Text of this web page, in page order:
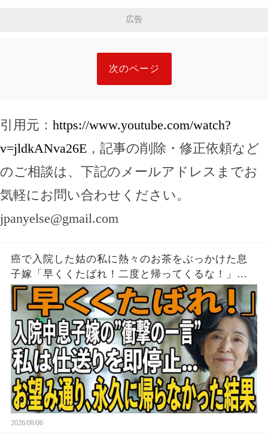
は声も出せず凍りついた――
広告
次のページ
引用元： https://www.youtube.com/watch?
v=jldkANva26E ，記事の削除・修正依頼など
のご相談は、下記のメールアドレスまでお
気軽にお問い合わせください。
jpanyelse@gmail.com
癌で入院した姑の私に熱々のお茶をぶっかけた息
子嫁「早くくたばれ！二度と帰ってくるな！」→
お望みどおり私は息子夫婦へ仕送りを停止し、永
久に帰らなかった結果
2026/08/06